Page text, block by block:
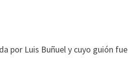
por Luis Buñuel y cuyo guión fue